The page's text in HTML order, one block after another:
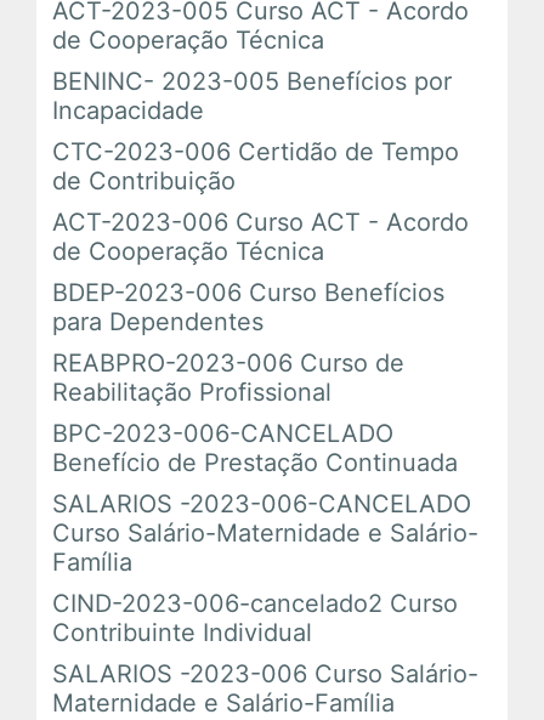
Em Andamento
Encerrados
Espaço das Superintendências
Trilhas de Aprendizagem
Ações Extracurriculares
Palestras
Próximas
Realizadas
Tutoriais
Comunidades Virtuais
ACT-2023-005 Curso ACT - Acordo
de Cooperação Técnica
BENINC- 2023-005 Benefícios por
Incapacidade
CTC-2023-006 Certidão de Tempo
de Contribuição
ACT-2023-006 Curso ACT - Acordo
de Cooperação Técnica
BDEP-2023-006 Curso Benefícios
para Dependentes
REABPRO-2023-006 Curso de
Reabilitação Profissional
BPC-2023-006-CANCELADO
Benefício de Prestação Continuada
SALARIOS -2023-006-CANCELADO
Curso Salário-Maternidade e Salário-
Família
CIND-2023-006-cancelado2 Curso
Contribuinte Individual
SALARIOS -2023-006 Curso Salário-
Maternidade e Salário-Família